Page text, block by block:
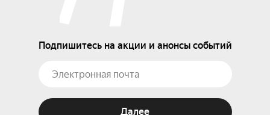
Подпишитесь на акции и анонсы событий
Далее